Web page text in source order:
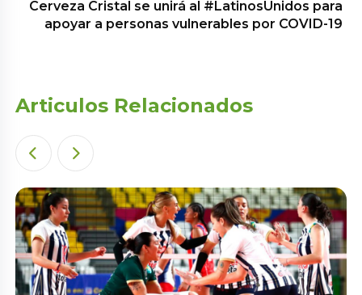
Cerveza Cristal se unirá al #LatinosUnidos para
apoyar a personas vulnerables por COVID-19
Articulos Relacionados